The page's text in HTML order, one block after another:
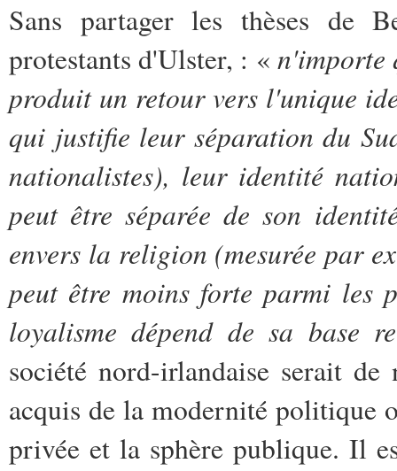
Sans partager les thèses de
protestants d'Ulster, : « n'importe
produit un retour vers l'unique
qui justifie leur séparation du
nationalistes), leur identité
peut être séparée de son
envers la religion (mesurée par
peut être moins forte parmi les
loyalisme dépend de sa base
société nord-irlandaise serait
acquis de la modernité politique
privée et la sphère publique. Il